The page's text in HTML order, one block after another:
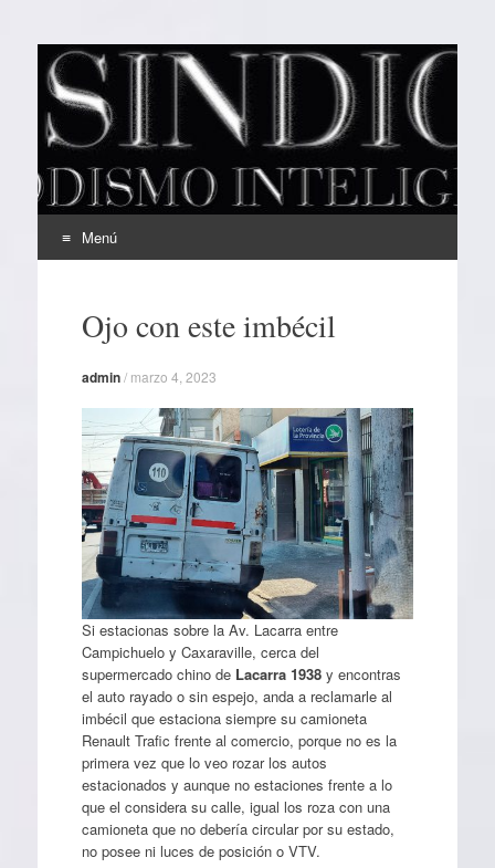
EL SINDICAL
Periodismo Inteligente
Menú
contenidoOjo con este imbécil
admin/ marzo 4, 2023
Si estacionas sobre la Av. Lacarra entre
Campichuelo y Caxaraville, cerca del
supermercado chino de Lacarra 1938y encontras
el auto rayado o sin espejo, anda a reclamarle al
imbécil que estaciona siempre su camioneta
Renault Trafic frente al comercio, porque no es la
primera vez que lo veo rozar los autos
estacionados y aunque no estaciones frente a lo
que el considera su calle, igual los roza con una
camioneta que no debería circular por su estado,
no posee ni luces de posición o VTV.